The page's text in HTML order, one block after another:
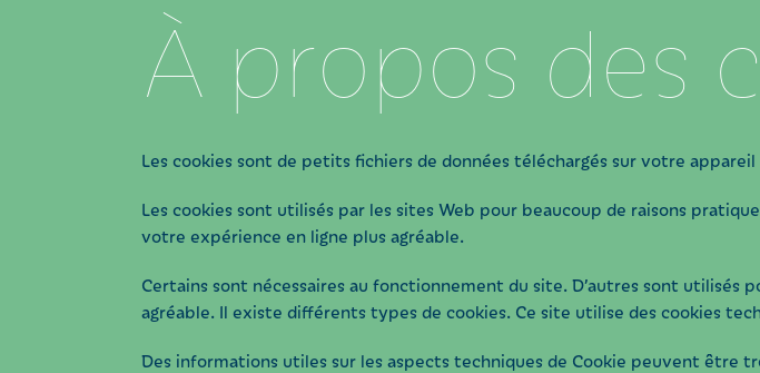
À propos des
Les cookies sont de petits fichiers de données téléchargés sur votre
Les cookies sont utilisés par les sites Web pour beaucoup de raisons
votre expérience en ligne plus agréable.
Certains sont nécessaires au fonctionnement du site. D’autres sont
agréable. Il existe différents types de cookies. Ce site utilise des cookies
Des informations utiles sur les aspects techniques de Cookie peuvent être